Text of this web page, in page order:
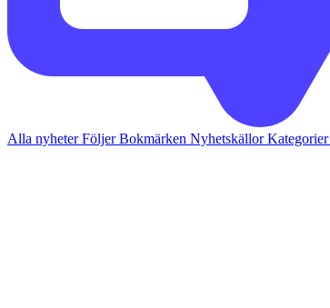
Alla nyheterFöljerBokmärken NyhetskällorKategorier